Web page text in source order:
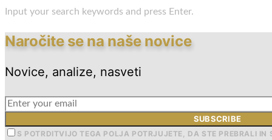
Input your search keywords and press Enter.
Naročite se na naše novice
Novice, analize, nasveti
SUBSCRIBE
S POTRDITVIJO TEGA POLJA POTRJUJETE, DA STE PREBRALI IN